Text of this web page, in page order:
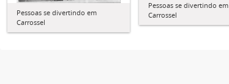
Pessoas se divertindo em
Carrossel
Pessoas se divertindo em
Carrossel